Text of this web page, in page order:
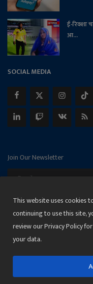
ई-रिक्शा
आ...
SOCIAL MEDIA
Join Our Newsletter
Terms &
This website uses cookies
continuing to use this site,
review our Privacy Policy
your data.